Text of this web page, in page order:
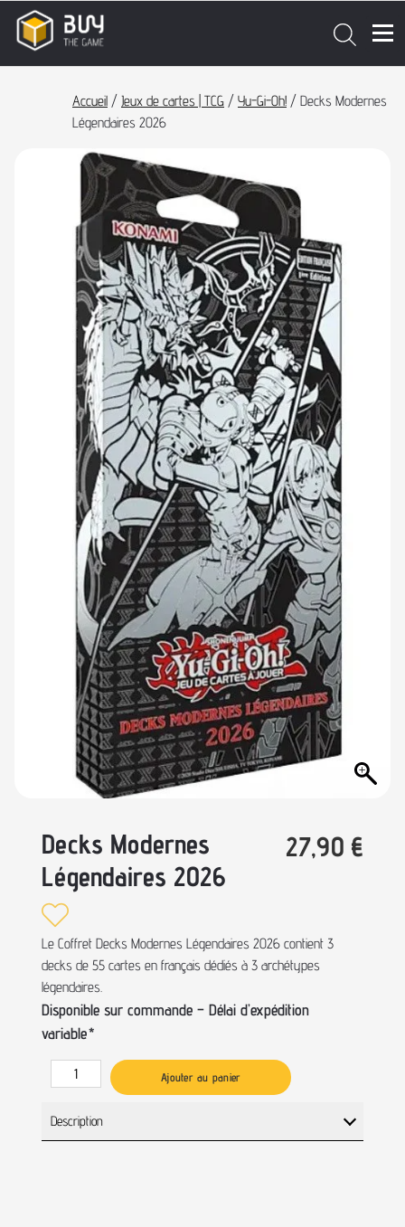
Accueil / Jeux de cartes | TCG / Yu-Gi-Oh! / Decks Modernes
Légendaires 2026
Decks Modernes
Légendaires 2026
27,90 €
Le Coffret Decks Modernes Légendaires 2026 contient 3
decks de 55 cartes en français dédiés à 3 archétypes
légendaires.
Disponible sur commande – Délai d’expédition
variable*
Ajouter au panier
Description